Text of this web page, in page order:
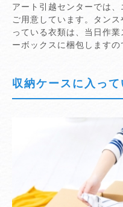
アート引越センターでは
ご用意しています。タン
っている衣類は、当日作
ーボックスに梱包しますの
収納ケースに入って